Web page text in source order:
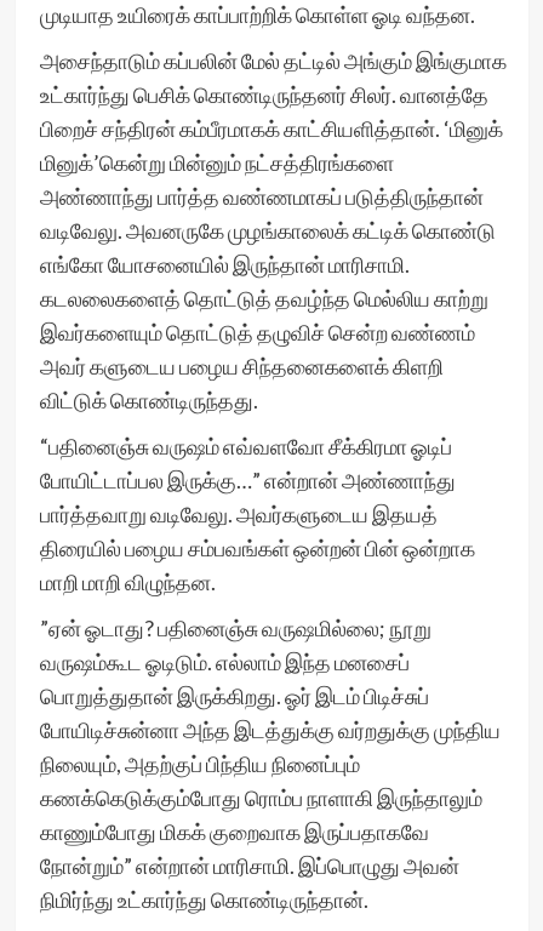
முடியாத உயிரைக் காப்பாற்றிக் கொள்ள ஓடி வந்தன.
அசைந்தாடும் கப்பலின் மேல் தட்டில் அங்கும் இங்குமாக
உட்கார்ந்து பெசிக் கொண்டிருந்தனர் சிலர். வானத்தே
பிறைச் சந்திரன் கம்பீரமாகக் காட்சியளித்தான். ‘மினுக்
மினுக்’கென்று மின்னும் நட்சத்திரங்களை
அண்ணாந்து பார்த்த வண்ணமாகப் படுத்திருந்தான்
வடிவேலு. அவனருகே முழங்காலைக் கட்டிக் கொண்டு
எங்கோ யோசனையில் இருந்தான் மாரிசாமி.
கடலலைகளைத் தொட்டுத் தவழ்ந்த மெல்லிய காற்று
இவர்களையும் தொட்டுத் தழுவிச் சென்ற வண்ணம்
அவர் களுடைய பழைய சிந்தனைகளைக் கிளறி
விட்டுக் கொண்டிருந்தது.
“பதினைஞ்சு வருஷம் எவ்வளவோ சீக்கிரமா ஓடிப்
போயிட்டாப்பல இருக்கு…” என்றான் அண்ணாந்து
பார்த்தவாறு வடிவேலு. அவர்களுடைய இதயத்
திரையில் பழைய சம்பவங்கள் ஒன்றன் பின் ஒன்றாக
மாறி மாறி விழுந்தன.
”ஏன் ஓடாது? பதினைஞ்சு வருஷமில்லை; நூறு
வருஷம்கூட ஓடிடும். எல்லாம் இந்த மனசைப்
பொறுத்துதான் இருக்கிறது. ஓர் இடம் பிடிச்சுப்
போயிடிச்சுன்னா அந்த இடத்துக்கு வர்றதுக்கு முந்திய
நிலையும், அதற்குப் பிந்திய நினைப்பும்
கணக்கெடுக்கும்போது ரொம்ப நாளாகி இருந்தாலும்
காணும்போது மிகக் குறைவாக இருப்பதாகவே
நோன்றும்” என்றான் மாரிசாமி. இப்பொழுது அவன்
நிமிர்ந்து உட்கார்ந்து கொண்டிருந்தான்.